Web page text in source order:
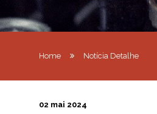
Home Notícia Detalhe
02 mai 2024